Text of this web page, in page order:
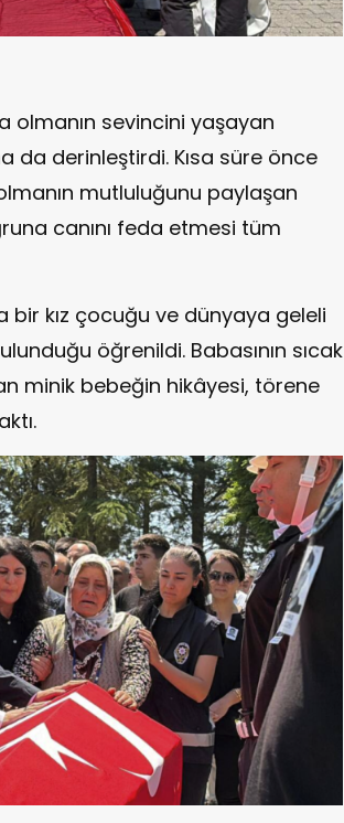
olmanın sevincini yaşayan
da derinleştirdi. Kısa süre önce
mutluluğunu paylaşan
canını feda etmesi tüm
bir kız çocuğu ve dünyaya geleli
öğrenildi. Babasının sıcak
minik bebeğin hikâyesi, törene